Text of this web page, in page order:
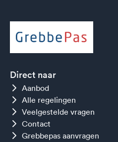
Direct naar
Aanbod
Alle regelingen
Veelgestelde vragen
Contact
Grebbepas aanvragen